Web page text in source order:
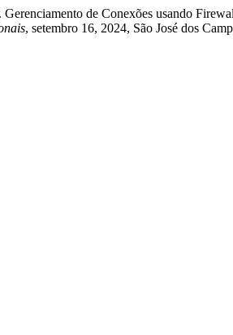
de Conexões usando
, setembro 16, 2024, São José dos